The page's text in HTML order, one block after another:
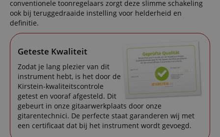
conventionele toonregelaars zorgt deze slimme schakeling
ook bij teruggedraaide instelling voor helderheid en
definitie.
Geteste Kwaliteit
Zodat je lang plezier van dit
instrument hebt, is het door de
Kirstein-kwaliteitscontrole
getest en vooraf afgesteld. Dit
gebeurt in onze gitaarwerkplaats door onze
gitarentechnici. De perfecte staat garanderen wij met
een certificaat dat bij het instrument wordt gevoegd.